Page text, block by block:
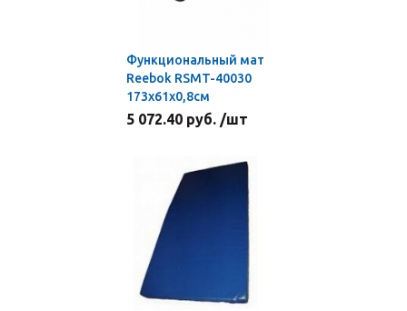
Функциональный мат
Reebok RSMT-40030
173x61x0,8см
5 072.40 руб. /шт